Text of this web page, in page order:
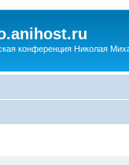
конференция Николая